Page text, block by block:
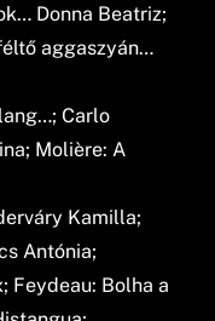
Donna Beatriz;
aggaszyán…
Carlo
Molière: A
Kamilla;
Antónia;
Feydeau: Bolha a